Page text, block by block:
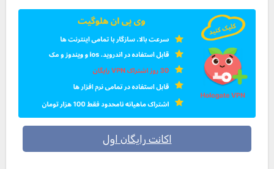
اکانت رایگان اول